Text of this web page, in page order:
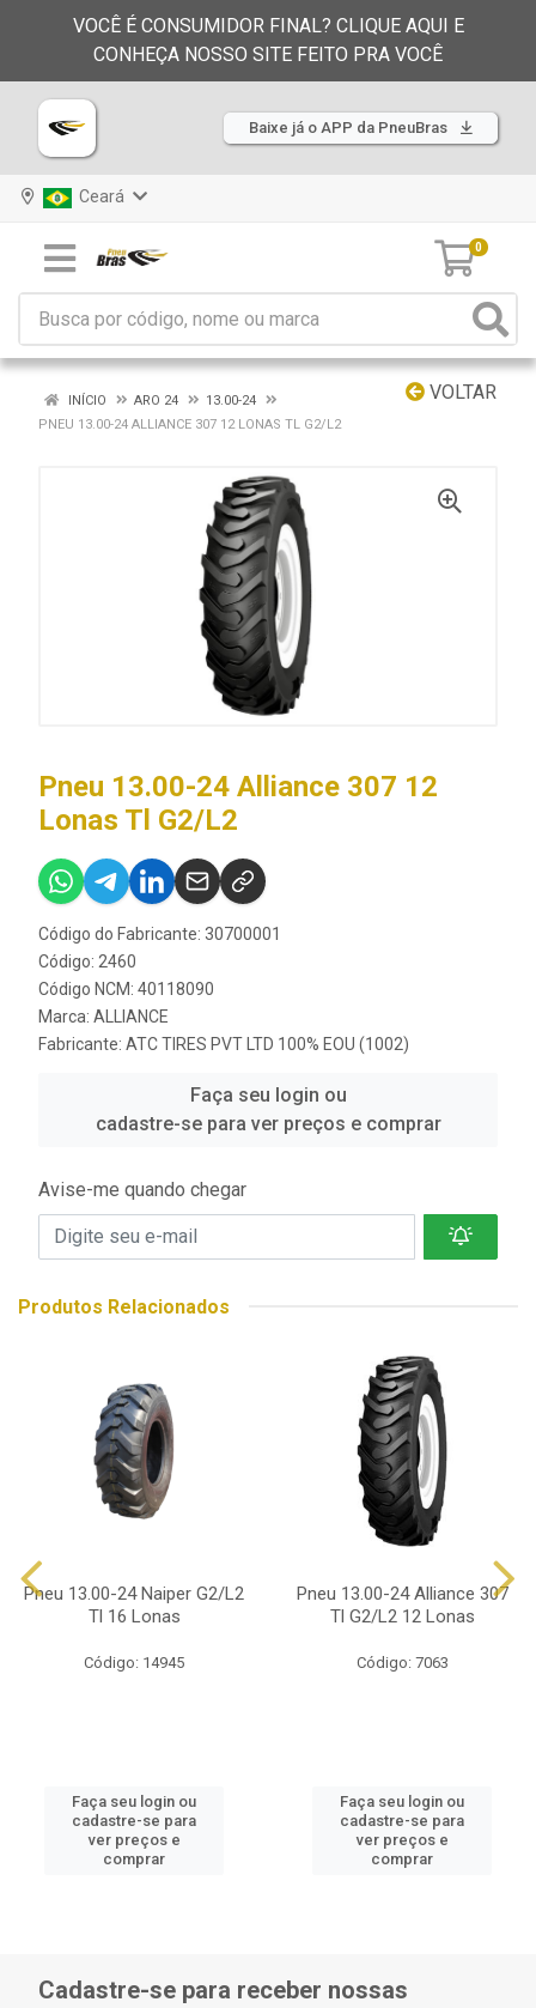
VOCÊ É CONSUMIDOR FINAL? CLIQUE AQUI E
CONHEÇA NOSSO SITE FEITO PRA VOCÊ
Baixe já o APP da PneuBras
Ceará
0
VOLTAR
INÍCIO ARO 24
13.00-24
PNEU 13.00-24 ALLIANCE 307 12 LONAS TL G2/L2
Pneu 13.00-24 Alliance 307 12
Lonas Tl G2/L2
Código do Fabricante: 30700001
Código: 2460
Código NCM: 40118090
Marca: ALLIANCE
Fabricante: ATC TIRES PVT LTD 100% EOU (1002)
Faça seu login ou
cadastre-se para ver preços e comprar
Avise-me quando chegar
Produtos Relacionados
Pneu 13.00-24 Naiper G2/L2
Tl 16 Lonas
Código: 14945
Faça seu login ou
cadastre-se para
ver preços e
comprar
Pneu 13.00-24 Alliance 307
Tl G2/L2 12 Lonas
Código: 7063
Faça seu login ou
cadastre-se para
ver preços e
comprar
Cadastre-se para receber nossas